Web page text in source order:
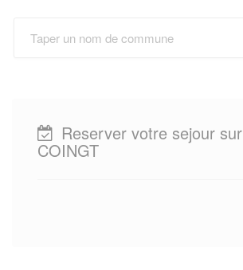
Reserver votre sejour sur
COINGT